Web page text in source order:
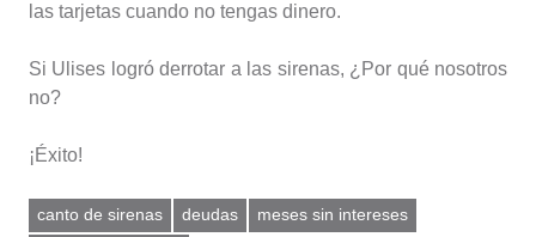
las tarjetas cuando no tengas dinero.
Si Ulises logró derrotar a las sirenas, ¿Por qué nosotros
no?
¡Éxito!
canto de sirenas deudas
meses sin intereses